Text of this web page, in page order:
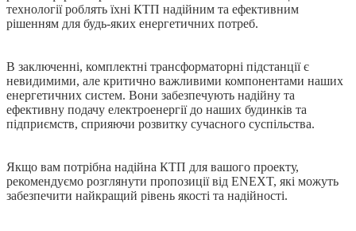
технології роблять їхні КТП надійним та ефективним
рішенням для будь-яких енергетичних потреб.
В заключенні, комплектні трансформаторні підстанції є
невидимими, але критично важливими компонентами наших
енергетичних систем. Вони забезпечують надійну та
ефективну подачу електроенергії до наших будинків та
підприємств, сприяючи розвитку сучасного суспільства.
Якщо вам потрібна надійна КТП для вашого проекту,
рекомендуємо розглянути пропозиції від ENEXT, які можуть
забезпечити найкращий рівень якості та надійності.